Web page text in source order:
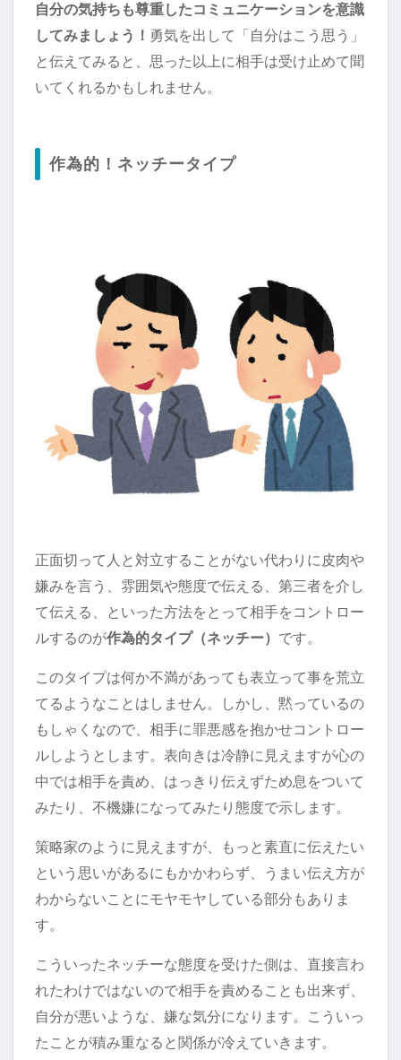
自分の気持ちも尊重したコミュニケーションを意識
してみましょう！ 勇気を出して「自分はこう思う」
と伝えてみると、思った以上に相手は受け止めて聞
いてくれるかもしれません。
作為的！ネッチータイプ
正面切って人と対立することがない代わりに皮肉や
嫌みを言う、雰囲気や態度で伝える、第三者を介し
て伝える、といった方法をとって相手をコントロー
ルするのが作為的タイプ（ネッチー） です。
このタイプは何か不満があっても表立って事を荒立
てるようなことはしません。しかし、黙っているの
もしゃくなので、相手に罪悪感を抱かせコントロー
ルしようとします。表向きは冷静に見えますが心の
中では相手を責め、はっきり伝えずため息をついて
みたり、不機嫌になってみたり態度で示します。
策略家のように見えますが、もっと素直に伝えたい
という思いがあるにもかかわらず、うまい伝え方が
わからないことにモヤモヤしている部分もありま
す。
こういったネッチーな態度を受けた側は、直接言わ
れたわけではないので相手を責めることも出来ず、
自分が悪いような、嫌な気分になります。こういっ
たことが積み重なると関係が冷えていきます。